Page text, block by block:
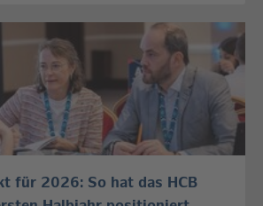
für 2026: So hat das HCB